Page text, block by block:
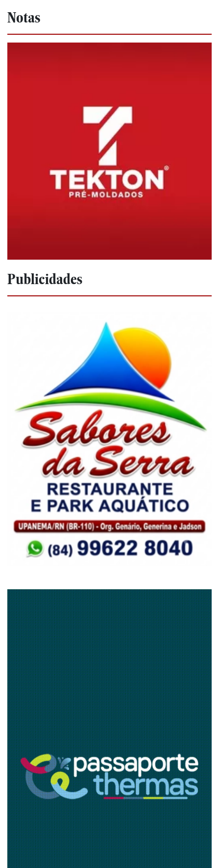
Notas
Publicidades